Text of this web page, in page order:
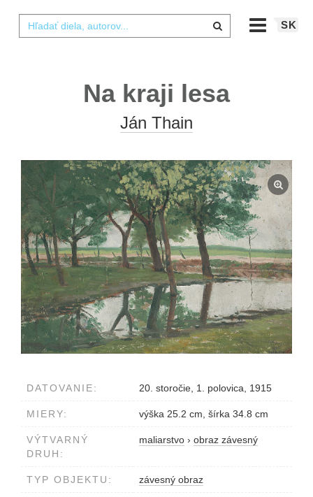
SK
Na kraji lesa
Ján Thain
DATOVANIE: 20. storočie, 1. polovica, 1915
MIERY: výška 25.2 cm, šírka 34.8 cm
VÝTVARNÝ
DRUH:
maliarstvo › obraz závesný
TYP OBJEKTU: závesný obraz